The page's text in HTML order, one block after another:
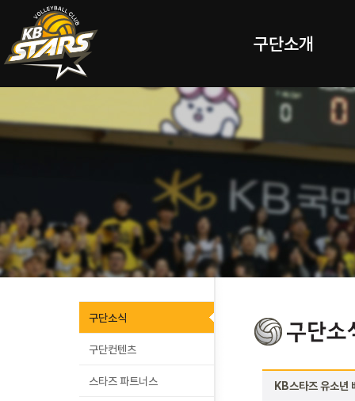
구단소개
구단소식
구단컨텐츠
스타즈 파트너스 KB스타즈 유소년